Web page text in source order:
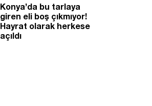
Konya’da bu tarlaya
giren eli boş çıkmıyor!
Hayrat olarak herkese
açıldı